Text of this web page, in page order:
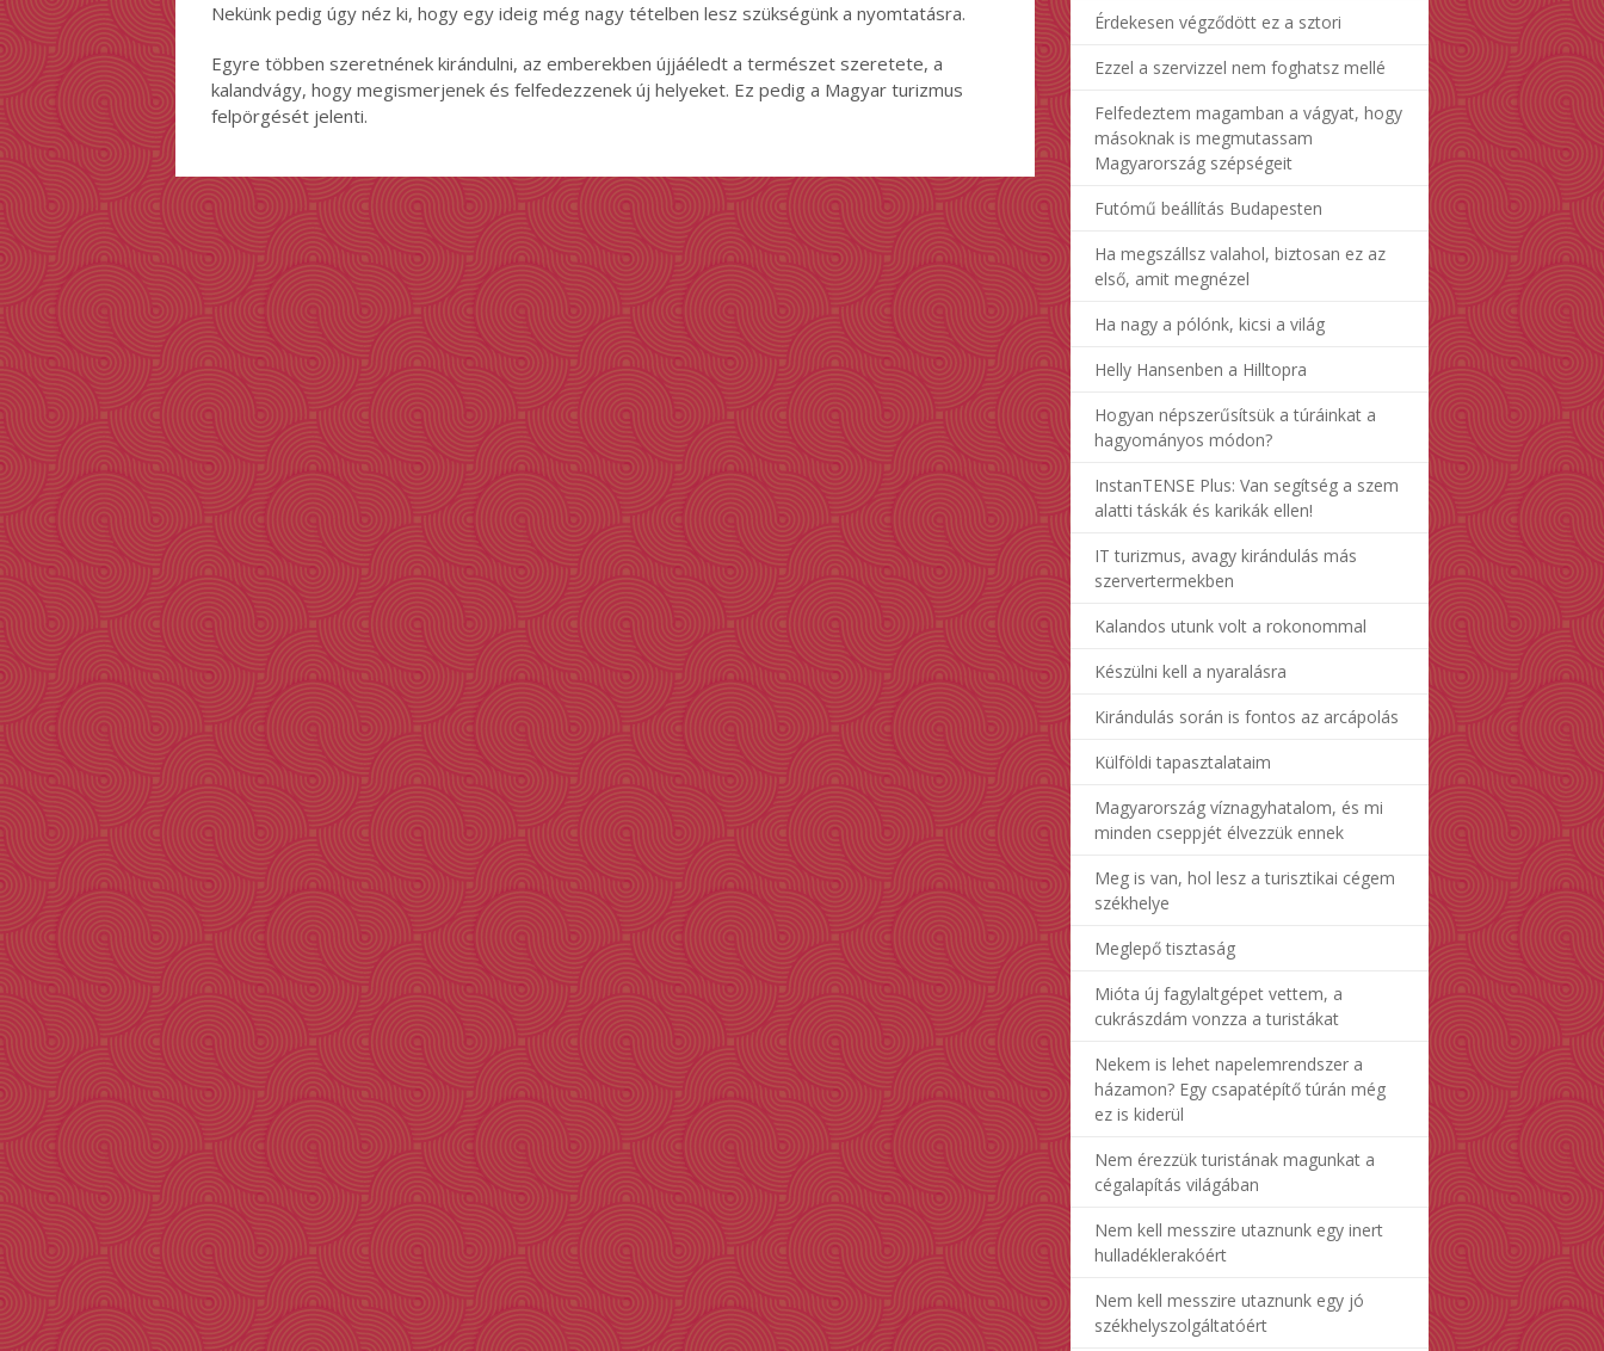
Nekünk pedig úgy néz ki, hogy egy ideig még nagy tételben lesz szükségünk a nyomtatásra.
Egyre többen szeretnének kirándulni, az emberekben újjáéledt a természet szeretete, a
kalandvágy, hogy megismerjenek és felfedezzenek új helyeket. Ez pedig a Magyar turizmus
felpörgését jelenti.
Érdekesen végződött ez a sztori
Ezzel a szervizzel nem foghatsz mellé
Felfedeztem magamban a vágyat, hogy
másoknak is megmutassam
Magyarország szépségeit
Futómű beállítás Budapesten
Ha megszállsz valahol, biztosan ez az
első, amit megnézel
Ha nagy a pólónk, kicsi a világ
Helly Hansenben a Hilltopra
Hogyan népszerűsítsük a túráinkat a
hagyományos módon?
InstanTENSE Plus: Van segítség a szem
alatti táskák és karikák ellen!
IT turizmus, avagy kirándulás más
szervertermekben
Kalandos utunk volt a rokonommal
Készülni kell a nyaralásra
Kirándulás során is fontos az arcápolás
Külföldi tapasztalataim
Magyarország víznagyhatalom, és mi
minden cseppjét élvezzük ennek
Meg is van, hol lesz a turisztikai cégem
székhelye
Meglepő tisztaság
Mióta új fagylaltgépet vettem, a
cukrászdám vonzza a turistákat
Nekem is lehet napelemrendszer a
házamon? Egy csapatépítő túrán még
ez is kiderül
Nem érezzük turistának magunkat a
cégalapítás világában
Nem kell messzire utaznunk egy inert
hulladéklerakóért
Nem kell messzire utaznunk egy jó
székhelyszolgáltatóért